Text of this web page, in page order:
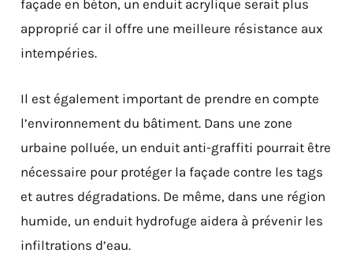
façade en béton, un enduit acrylique serait plus
approprié car il offre une meilleure résistance aux
intempéries.
Il est également important de prendre en compte
l’environnement du bâtiment. Dans une zone
urbaine polluée, un enduit anti-graffiti pourrait être
nécessaire pour protéger la façade contre les tags
et autres dégradations. De même, dans une région
humide, un enduit hydrofuge aidera à prévenir les
infiltrations d’eau.